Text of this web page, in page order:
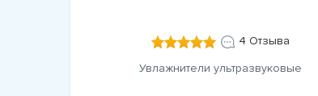
4 Отзыва
Увлажнители ультразвуковые